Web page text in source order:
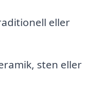
eller
sten eller